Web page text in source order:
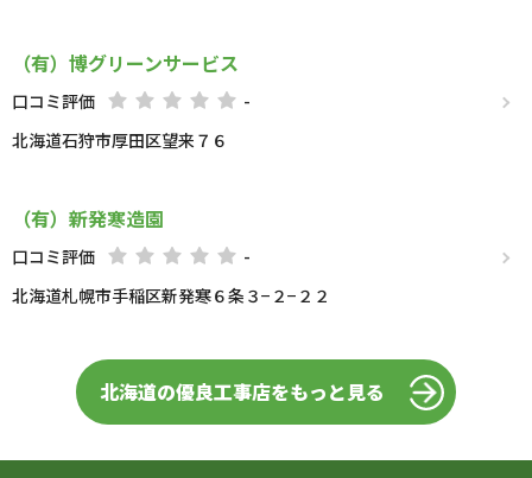
（有）博グリーンサービス
口コミ評価
-
北海道石狩市厚田区望来７６
（有）新発寒造園
口コミ評価
-
北海道札幌市手稲区新発寒６条３−２−２２
北海道の優良工事店をもっと見る